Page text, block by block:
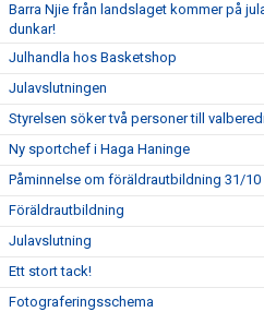
Barra Njie från landslaget kommer på
dunkar!
Julhandla hos Basketshop
Julavslutningen
Styrelsen söker två personer till
Ny sportchef i Haga Haninge
Påminnelse om föräldrautbildning 31/10
Föräldrautbildning
Julavslutning
Ett stort tack!
Fotograferingsschema